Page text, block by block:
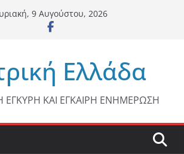
9 Αυγούστου, 2026
Ελλάδα
ΚΑΙ ΕΓΚΑΙΡΗ ΕΝΗΜΕΡΩΣΗ